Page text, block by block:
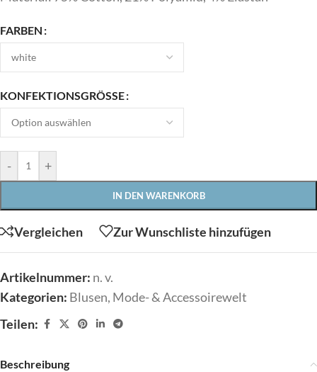
FARBEN
KONFEKTIONSGRÖSSE
- +
IN DEN WARENKORB
Vergleichen Zur Wunschliste hinzufügen
Artikelnummer: n. v.
Kategorien: Blusen, Mode- & Accessoirewelt
Teilen:
Beschreibung